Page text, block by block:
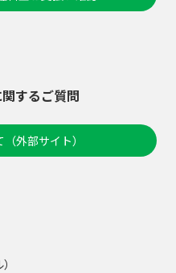
するご質問
外部サイト）